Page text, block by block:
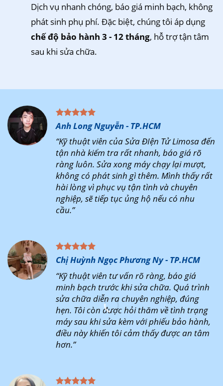
Dịch vụ nhanh chóng, báo giá minh bạch, không
phát sinh phụ phí. Đặc biệt, chúng tôi áp dụng
chế độ bảo hành 3 - 12 tháng, hỗ trợ tận tâm
sau khi sửa chữa.
Anh Long Nguyễn - TP.HCM
“Kỹ thuật viên của Sửa ĐIện Tử Limosa đến
tận nhà kiểm tra rất nhanh, báo giá rõ
ràng luôn. Sửa xong máy chạy lại mượt,
không có phát sinh gì thêm. Mình thấy rất
hài lòng vì phục vụ tận tình và chuyên
nghiệp, sẽ tiếp tục ủng hộ nếu có nhu
cầu.”
Chị Huỳnh Ngọc Phương Ny - TP.HCM
“Kỹ thuật viên tư vấn rõ ràng, báo giá
minh bạch trước khi sửa chữa. Quá trình
sửa chữa diễn ra chuyên nghiệp, đúng
hẹn. Tôi còn được hỏi thăm về tình trạng
máy sau khi sửa kèm với phiếu bảo hành,
điều này khiến tôi cảm thấy được an tâm
hơn.”